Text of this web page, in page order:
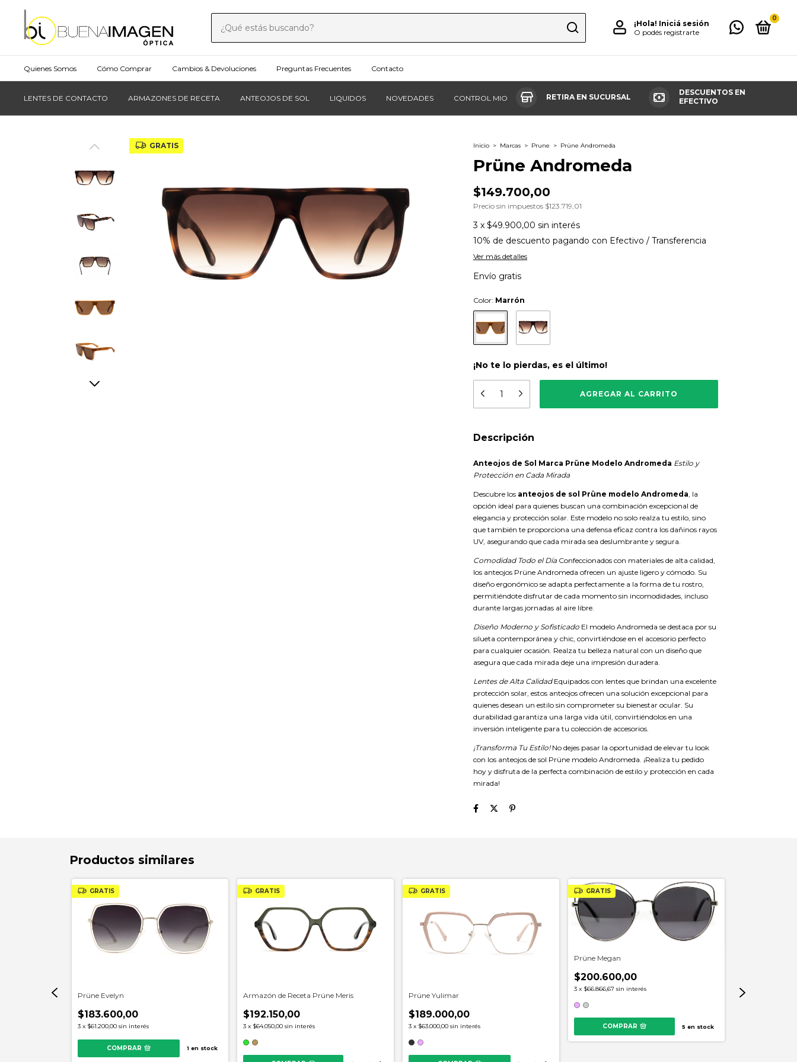
¡Hola! Iniciá sesión
O podés registrarte
0
Quienes Somos Cómo Comprar Cambios & Devoluciones Preguntas Frecuentes Contacto
LENTES DE CONTACTO ARMAZONES DE RECETA ANTEOJOS DE SOL LIQUIDOS NOVEDADES CONTROL MIOPÍA RETIRA EN SUCURSAL
DESCUENTOS EN
EFECTIVO
GRATIS Inicio > Marcas > Prune > Prüne Andromeda
Prüne Andromeda
$149.700,00
Precio sin impuestos $123.719,01
3 x $49.900,00 sin interés
10% de descuento pagando con Efectivo / Transferencia
Ver más detalles
Envío gratis
Color: Marrón
¡No te lo pierdas, es el último!
Descripción
Anteojos de Sol Marca Prüne Modelo Andromeda Estilo y
Protección en Cada Mirada
Descubre los anteojos de sol Prüne modelo Andromeda , la
opción ideal para quienes buscan una combinación excepcional de
elegancia y protección solar. Este modelo no solo realza tu estilo, sino
que también te proporciona una defensa eficaz contra los dañinos rayos
UV, asegurando que cada mirada sea deslumbrante y segura.
Comodidad Todo el Día Confeccionados con materiales de alta calidad,
los anteojos Prüne Andromeda ofrecen un ajuste ligero y cómodo. Su
diseño ergonómico se adapta perfectamente a la forma de tu rostro,
permitiéndote disfrutar de cada momento sin incomodidades, incluso
durante largas jornadas al aire libre.
Diseño Moderno y Sofisticado El modelo Andromeda se destaca por su
silueta contemporánea y chic, convirtiéndose en el accesorio perfecto
para cualquier ocasión. Realza tu belleza natural con un diseño que
asegura que cada mirada deje una impresión duradera.
Lentes de Alta CalidadEquipados con lentes que brindan una excelente
protección solar, estos anteojos ofrecen una solución excepcional para
quienes desean un estilo sin comprometer su bienestar ocular. Su
durabilidad garantiza una larga vida útil, convirtiéndolos en una
inversión inteligente para tu colección de accesorios.
¡Transforma Tu Estilo!No dejes pasar la oportunidad de elevar tu look
con los anteojos de sol Prüne modelo Andromeda. ¡Realiza tu pedido
hoy y disfruta de la perfecta combinación de estilo y protección en cada
mirada!
Productos similares
GRATIS
Prüne Evelyn
$183.600,00
3 x $61.200,00 sin interés
COMPRAR 1en stock
GRATIS
Armazón de Receta Prüne Meris
$192.150,00
3 x $64.050,00 sin interés
GRATIS
Prüne Yulimar
$189.000,00
3 x $63.000,00 sin interés
GRATIS
Prüne Megan
$200.600,00
3 x $66.866,67 sin interés
COMPRAR 5 en stock